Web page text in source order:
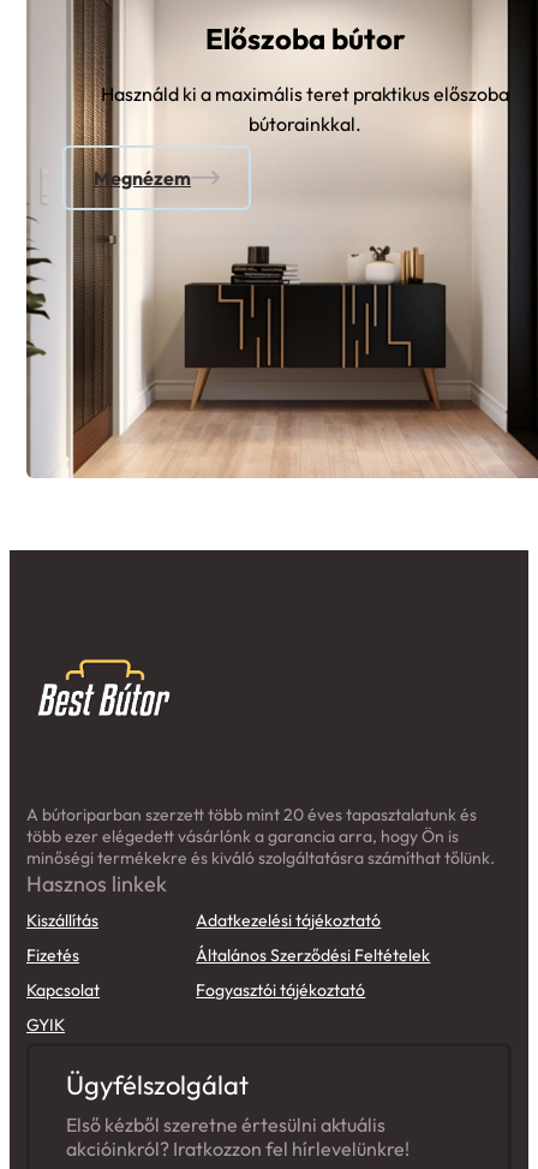
Előszoba bútor
Használd ki a maximális teret praktikus előszoba
bútorainkkal.
Megnézem
A bútoriparban szerzett több mint 20 éves tapasztalatunk és
több ezer elégedett vásárlónk a garancia arra, hogy Ön is
minőségi termékekre és kiváló szolgáltatásra számíthat tőlünk.
Hasznos linkek
Kiszállítás
Fizetés
Kapcsolat
GYIK
Adatkezelési tájékoztató
Általános Szerződési Feltételek
Fogyasztói tájékoztató
Ügyfélszolgálat
Első kézből szeretne értesülni aktuális
akcióinkról? Iratkozzon fel hírlevelünkre!